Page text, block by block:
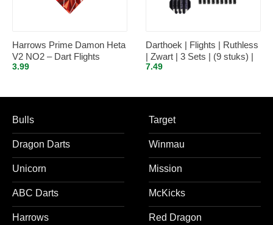
Harrows Prime Damon Heta
V2 NO2 – Dart Flights
3.99
Darthoek | Flights | Ruthless
| Zwart | 3 Sets | (9 stuks) |
Medium shafts | 3 Sets | (9
7.49
Bulls
Dragon Darts
Unicorn
ABC Darts
Harrows
Target
Winmau
Mission
McKicks
Red Dragon